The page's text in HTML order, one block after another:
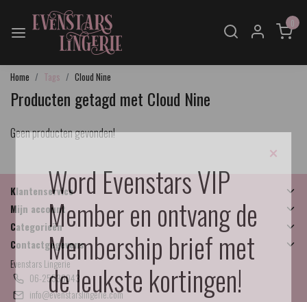
0
Home Tags Cloud Nine
Producten getagd met Cloud Nine
Geen producten gevonden!
Klantenservice
Mijn account
Categorieën
Contactgegevens
Evenstars Lingerie
06-25536043
info@evenstarslingerie.com
×
Word Evenstars VIP
Member en ontvang de
Membership brief met
de leukste kortingen!